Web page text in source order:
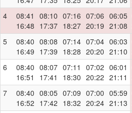
4
08:41
16:48
08:10
17:37
07:16
18:27
07:06
20:19
06:05
21:08
5
08:40
16:49
08:08
17:39
07:14
18:28
07:04
20:20
06:03
21:10
6
08:40
16:51
08:07
17:41
07:11
18:30
07:02
20:22
06:01
21:11
7
08:40
16:52
08:05
17:42
07:09
18:32
07:00
20:24
05:59
21:13